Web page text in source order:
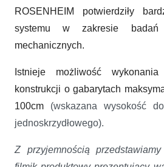
ROSENHEIM potwierdziły
systemu w zakresie
mechanicznych.
Istnieje możliwość
konstrukcji o gabarytach
100cm (wskazana wysokość
jednoskrzydłowego).
Z przyjemnością